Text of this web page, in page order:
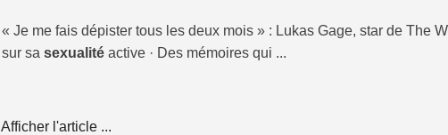
« Je me fais dépister tous les deux mois » : Lukas Gage, star de The
sur sa sexualité active · Des mémoires qui ...
Afficher l'article ...